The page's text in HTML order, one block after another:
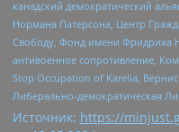
канадский демократический
Нормана Патерсона, Центр
Свободу, Фонд имени Фридриха
антивоенное сопротивление,
Stop Occupation of Karelia,
Либерально-демократическая
Источник: https://